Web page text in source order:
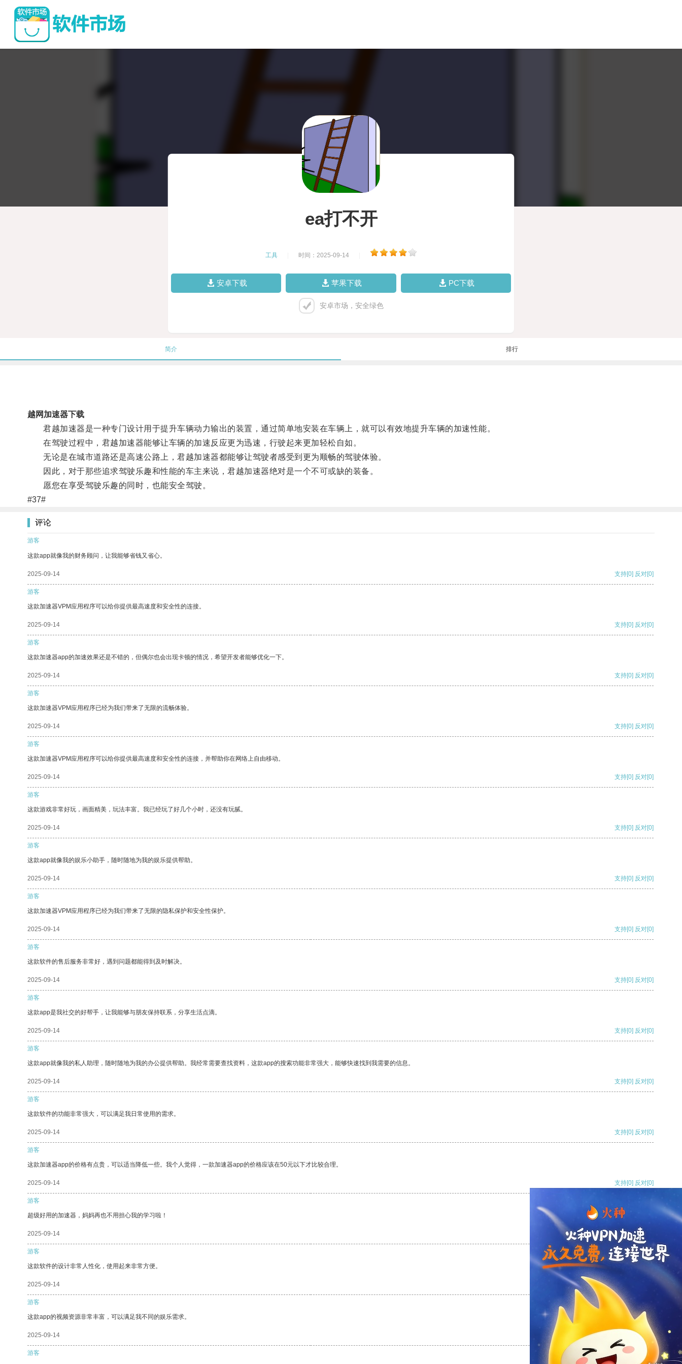
ea打不开
工具 时间：2025-09-14
安卓下载 苹果下载 PC下载
安卓市场，安全绿色
简介 排行
越网加速器下载
君越加速器是一种专门设计用于提升车辆动力输出的装置，通过简单地安装在车辆上，就可以有效地提升车辆的加速性能。
在驾驶过程中，君越加速器能够让车辆的加速反应更为迅速，行驶起来更加轻松自如。
无论是在城市道路还是高速公路上，君越加速器都能够让驾驶者感受到更为顺畅的驾驶体验。
因此，对于那些追求驾驶乐趣和性能的车主来说，君越加速器绝对是一个不可或缺的装备。
愿您在享受驾驶乐趣的同时，也能安全驾驶。
#37#
评论
游客
这款app就像我的财务顾问，让我能够省钱又省心。
2025-09-14 支持[0] 反对[0]
游客
这款加速器VPM应用程序可以给你提供最高速度和安全性的连接。
2025-09-14 支持[0] 反对[0]
游客
这款加速器app的加速效果还是不错的，但偶尔也会出现卡顿的情况，希望开发者能够优化一下。
2025-09-14 支持[0] 反对[0]
游客
这款加速器VPM应用程序已经为我们带来了无限的流畅体验。
2025-09-14 支持[0] 反对[0]
游客
这款加速器VPM应用程序可以给你提供最高速度和安全性的连接，并帮助你在网络上自由移动。
2025-09-14 支持[0] 反对[0]
游客
这款游戏非常好玩，画面精美，玩法丰富。我已经玩了好几个小时，还没有玩腻。
2025-09-14 支持[0] 反对[0]
游客
这款app就像我的娱乐小助手，随时随地为我的娱乐提供帮助。
2025-09-14 支持[0] 反对[0]
游客
这款加速器VPM应用程序已经为我们带来了无限的隐私保护和安全性保护。
2025-09-14 支持[0] 反对[0]
游客
这款软件的售后服务非常好，遇到问题都能得到及时解决。
2025-09-14 支持[0] 反对[0]
游客
这款app是我社交的好帮手，让我能够与朋友保持联系，分享生活点滴。
2025-09-14 支持[0] 反对[0]
游客
这款app就像我的私人助理，随时随地为我的办公提供帮助。我经常需要查找资料，这款app的搜索功能非常强大，能够快速找到我需要的信息。
2025-09-14 支持[0] 反对[0]
游客
这款软件的功能非常强大，可以满足我日常使用的需求。
2025-09-14 支持[0] 反对[0]
游客
这款加速器app的价格有点贵，可以适当降低一些。我个人觉得，一款加速器app的价格应该在50元以下才比较合理。
2025-09-14 支持[0] 反对[0]
游客
超级好用的加速器，妈妈再也不用担心我的学习啦！
2025-09-14 支持[0] 反对
游客
这款软件的设计非常人性化，使用起来非常方便。
2025-09-14 支持
游客
这款app的视频资源非常丰富，可以满足我不同的娱乐需求。
2025-09-14 反对 [0]
游客